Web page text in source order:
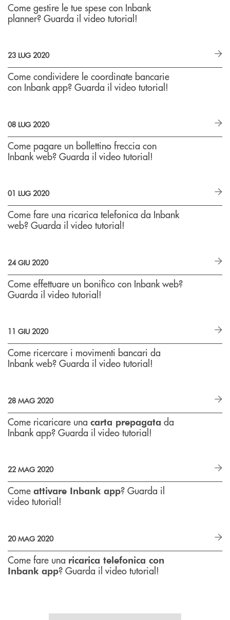
Come gestire le tue spese con Inbank
planner? Guarda il video tutorial!
23 LUG 2020
Come condividere le coordinate bancarie
con Inbank app? Guarda il video tutorial!
08 LUG 2020
Come pagare un bollettino freccia con
Inbank web? Guarda il video tutorial!
01 LUG 2020
Come fare una ricarica telefonica da Inbank
web? Guarda il video tutorial!
24 GIU 2020
Come effettuare un bonifico con Inbank web?
Guarda il video tutorial!
11 GIU 2020
Come ricercare i movimenti bancari da
Inbank web? Guarda il video tutorial!
28 MAG 2020
Come ricaricare una carta prepagata da
Inbank app? Guarda il video tutorial!
22 MAG 2020
Come attivare Inbank app? Guarda il
video tutorial!
20 MAG 2020
Come fare una ricarica telefonica con
Inbank app? Guarda il video tutorial!